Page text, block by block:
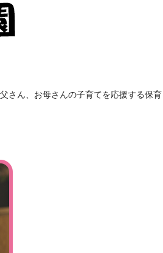
さん、お母さんの子育てを応援する保育